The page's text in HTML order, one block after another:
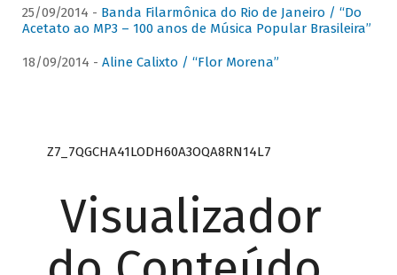
25/09/2014 - Banda Filarmônica do Rio de Janeiro / “Do
Acetato ao MP3 – 100 anos de Música Popular Brasileira”
18/09/2014 - Aline Calixto / “Flor Morena”
Z7_7QGCHA41LODH60A3OQA8RN14L7
Visualizador